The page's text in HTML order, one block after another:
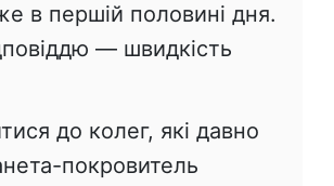
в першій половині дня.
— швидкість
до колег, які давно
покровитель